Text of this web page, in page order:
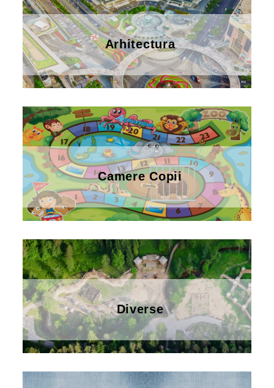
Arhitectura
Camere Copii
Diverse